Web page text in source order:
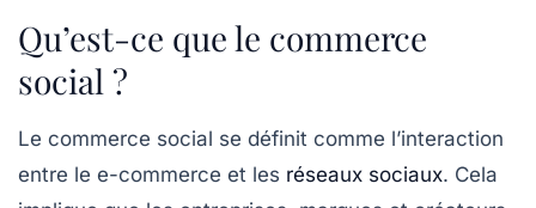
Qu’est-ce que le commerce
social ?
Le commerce social se définit comme l’interaction
entre le e-commerce et les réseaux sociaux. Cela